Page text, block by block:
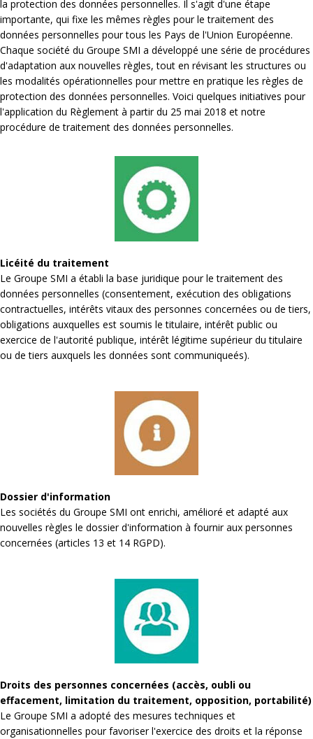
la protection des données personnelles. Il s'agit d'une étape
importante, qui fixe les mêmes règles pour le traitement des
données personnelles pour tous les Pays de l'Union Européenne.
Chaque société du Groupe SMI a développé une série de procédures
d'adaptation aux nouvelles règles, tout en révisant les structures ou
les modalités opérationnelles pour mettre en pratique les règles de
protection des données personnelles. Voici quelques initiatives pour
l'application du Règlement à partir du 25 mai 2018 et notre
procédure de traitement des données personnelles.
Licéité du traitement
Le Groupe SMI a établi la base juridique pour le traitement des
données personnelles (consentement, exécution des obligations
contractuelles, intérêts vitaux des personnes concernées ou de tiers,
obligations auxquelles est soumis le titulaire, intérêt public ou
exercice de l'autorité publique, intérêt légitime supérieur du titulaire
ou de tiers auxquels les données sont communiqueés).
Dossier d'information
Les sociétés du Groupe SMI ont enrichi, amélioré et adapté aux
nouvelles règles le dossier d'information à fournir aux personnes
concernées (articles 13 et 14 RGPD).
Droits des personnes concernées (accès, oubli ou
effacement, limitation du traitement, opposition, portabilité)
Le Groupe SMI a adopté des mesures techniques et
organisationnelles pour favoriser l'exercice des droits et la réponse